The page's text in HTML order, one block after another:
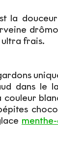
la
ultra frais.
dans le
couleur